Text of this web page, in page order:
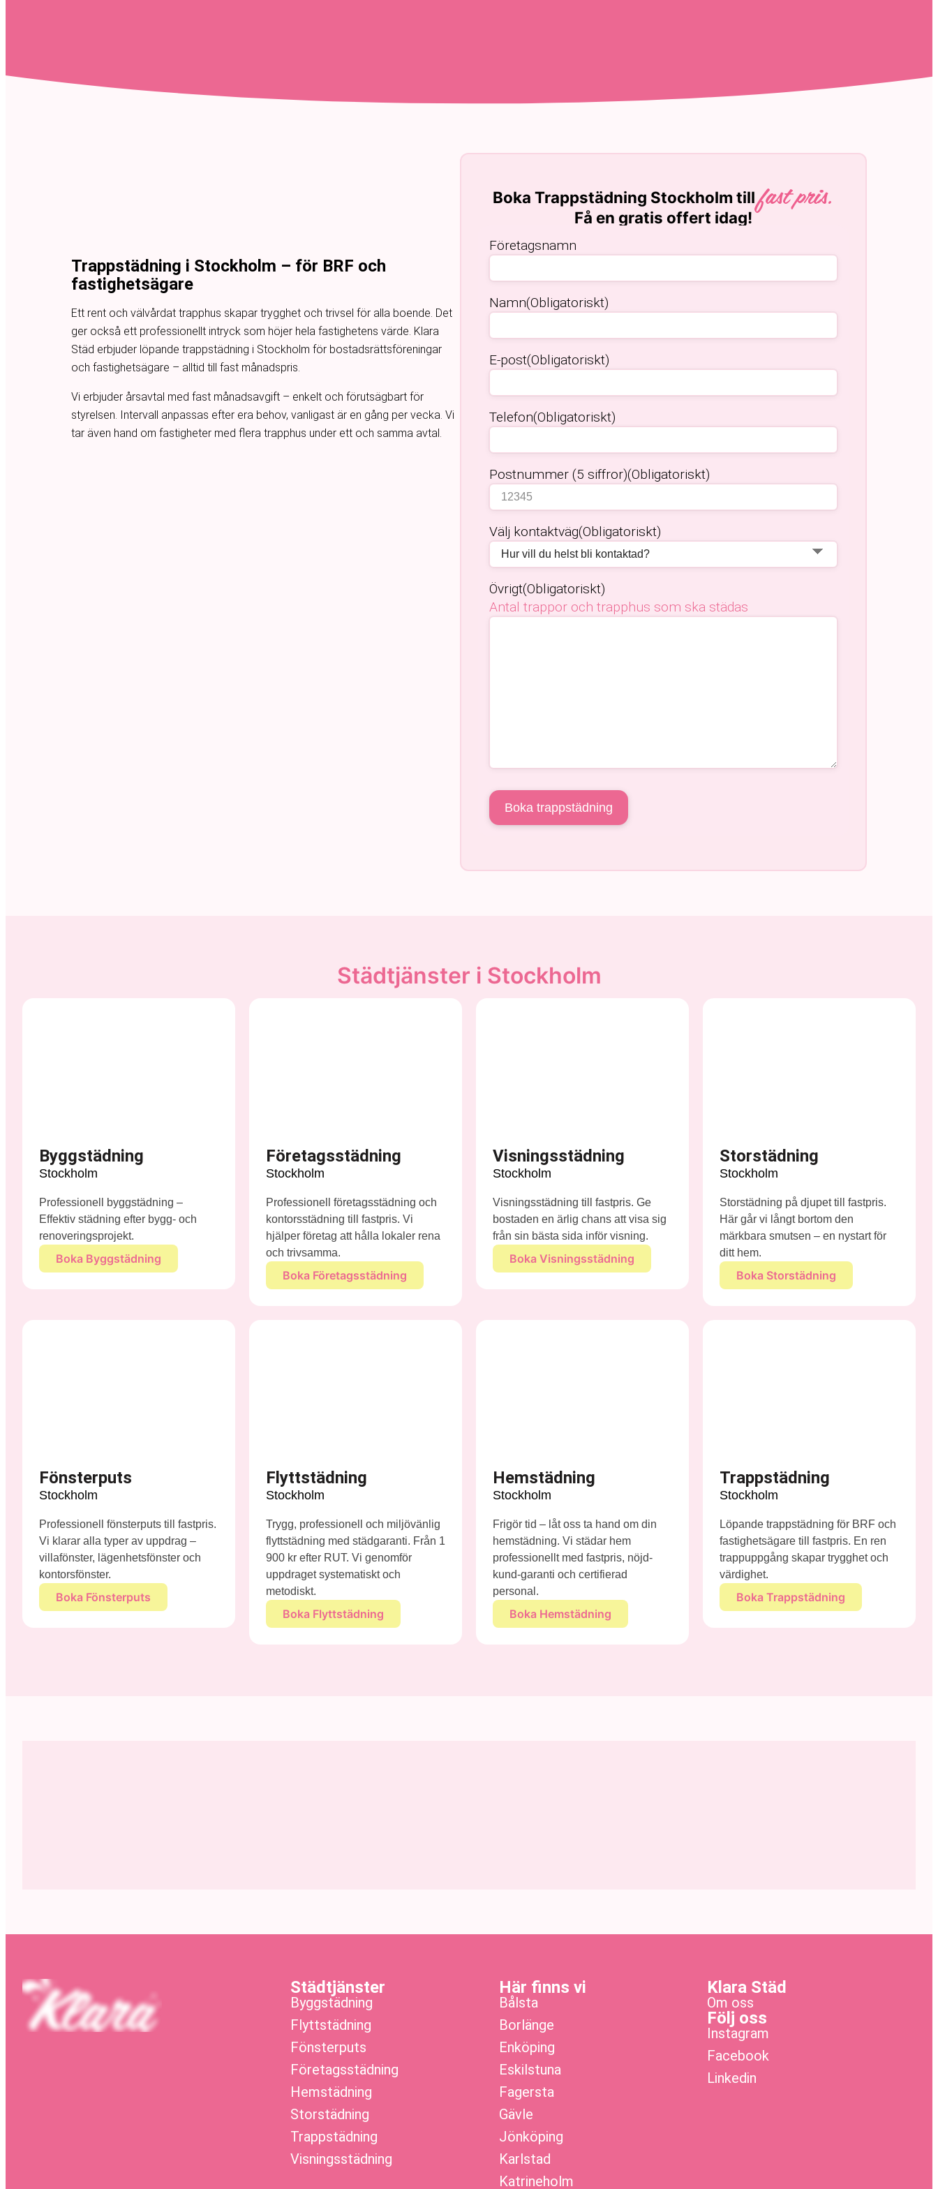
Trappstädning i Stockholm – för BRF och
fastighetsägare
Ett rent och välvårdat trapphus skapar trygghet och trivsel för alla boende. Det
ger också ett professionellt intryck som höjer hela fastighetens värde. Klara
Städ erbjuder löpande trappstädning i Stockholm för bostadsrättsföreningar
och fastighetsägare – alltid till fast månadspris.
Vi erbjuder årsavtal med fast månadsavgift – enkelt och förutsägbart för
styrelsen. Intervall anpassas efter era behov, vanligast är en gång per vecka. Vi
tar även hand om fastigheter med flera trapphus under ett och samma avtal.
Boka Trappstädning Stockholm tillfast pris.
Få en gratis offert idag!
Företagsnamn
Namn(Obligatoriskt)
E-post(Obligatoriskt)
Telefon(Obligatoriskt)
Postnummer (5 siffror)(Obligatoriskt)
Välj kontaktväg(Obligatoriskt)
Övrigt(Obligatoriskt)
Antal trappor och trapphus som ska städas
Städtjänster i Stockholm
Byggstädning
Stockholm
Professionell byggstädning –
Effektiv städning efter bygg- och
renoveringsprojekt.
Boka Byggstädning
Företagsstädning
Stockholm
Professionell företagsstädning och
kontorsstädning till fastpris. Vi
hjälper företag att hålla lokaler rena
och trivsamma.
Boka Företagsstädning
Visningsstädning
Stockholm
Visningsstädning till fastpris. Ge
bostaden en ärlig chans att visa sig
från sin bästa sida inför visning.
Boka Visningsstädning
Storstädning
Stockholm
Storstädning på djupet till fastpris.
Här går vi långt bortom den
märkbara smutsen – en nystart för
ditt hem.
Boka Storstädning
Fönsterputs
Stockholm
Professionell fönsterputs till fastpris.
Vi klarar alla typer av uppdrag –
villafönster, lägenhetsfönster och
kontorsfönster.
Boka Fönsterputs
Flyttstädning
Stockholm
Trygg, professionell och miljövänlig
flyttstädning med städgaranti. Från 1
900 kr efter RUT. Vi genomför
uppdraget systematiskt och
metodiskt.
Boka Flyttstädning
Hemstädning
Stockholm
Frigör tid – låt oss ta hand om din
hemstädning. Vi städar hem
professionellt med fastpris, nöjd-
kund-garanti och certifierad
personal.
Boka Hemstädning
Trappstädning
Stockholm
Löpande trappstädning för BRF och
fastighetsägare till fastpris. En ren
trappuppgång skapar trygghet och
värdighet.
Boka Trappstädning
Städtjänster
Byggstädning
Flyttstädning
Fönsterputs
Företagsstädning
Hemstädning
Storstädning
Trappstädning
Visningsstädning
Här finns vi
Bålsta
Borlänge
Enköping
Eskilstuna
Fagersta
Gävle
Jönköping
Karlstad
Katrineholm
Klara Städ
Om oss
Följ oss
Instagram
Facebook
Linkedin